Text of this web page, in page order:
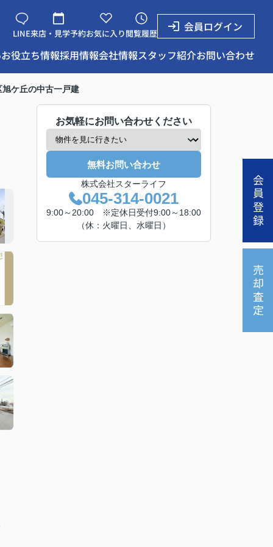
LINE来店・見学予約お気に入り閲覧履歴
会員ログイン
お役立ち情報採用情報会社情報スタッフ紹介お問い合わせ
会員登録
売却査定
ケ丘の中古一戸建
お気軽にお問い合わせください
無料お問い合わせ
株式会社スターライフ
045-314-0021
9:00～20:00 ※定休日受付9:00～18:00
（休：火曜日、水曜日）